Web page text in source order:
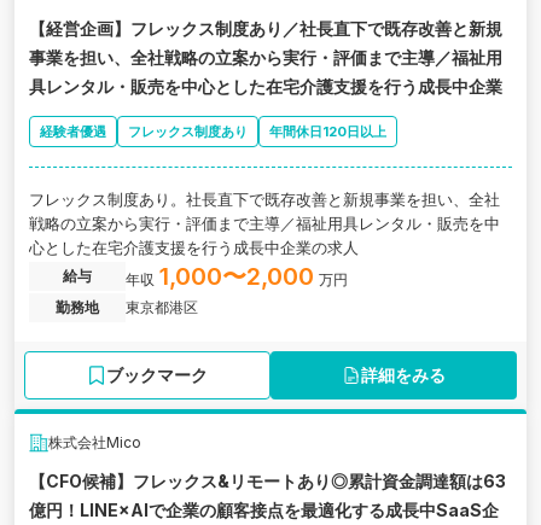
【経営企画】フレックス制度あり／社長直下で既存改善と新規
事業を担い、全社戦略の立案から実行・評価まで主導／福祉用
具レンタル・販売を中心とした在宅介護支援を行う成長中企業
経験者優遇 フレックス制度あり 年間休日120日以上
フレックス制度あり。社長直下で既存改善と新規事業を担い、全社
戦略の立案から実行・評価まで主導／福祉用具レンタル・販売を中
心とした在宅介護支援を行う成長中企業の求人
給与 年収 1,000〜2,000 万円
勤務地
東京都港区
ブックマーク 詳細をみる
株式会社Mico
【CFO候補】フレックス&リモートあり◎累計資金調達額は63
億円！LINE×AIで企業の顧客接点を最適化する成長中SaaS企